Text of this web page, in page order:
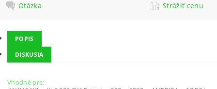
Otázka
Strážiť cenu
POPIS
DISKUSIA
Vhodné pre: